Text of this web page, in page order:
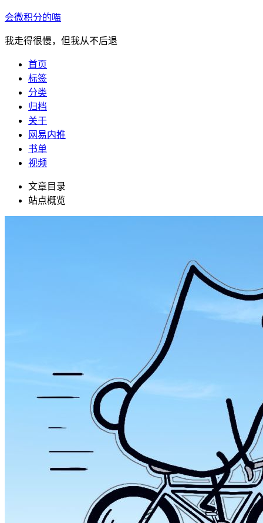
会微积分的喵
我走得很慢，但我从不后退
首页
标签
分类
归档
关于
网易内推
书单
视频
文章目录
站点概览